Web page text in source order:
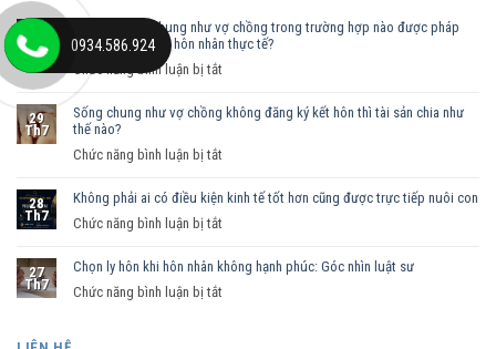
Th7
Nam nữ sống chung như vợ chồng trong trường hợp nào được pháp
luật công nhận là hôn nhân thực tế?
Chức năng bình luận bị tắt
nữ
vợ
trường
29
Th7
Sống chung như vợ chồng không đăng ký kết hôn thì tài sản chia như
thế nào?
Chức năng bình luận bị tắt
chung
chồng
28
Th7
Không phải ai có điều kiện kinh tế tốt hơn cũng được trực tiếp nuôi con
Chức năng bình luận bị tắt
phải
27
Th7
Chọn ly hôn khi hôn nhân không hạnh phúc: Góc nhìn luật sư
Chức năng bình luận bị tắt
0934.586.924